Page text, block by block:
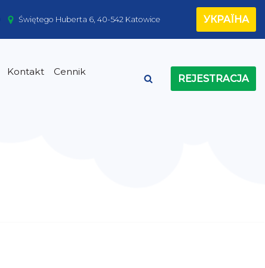
Świętego Huberta 6, 40-542 Katowice УКРАЇНА
Kontakt
Cennik
REJESTRACJA